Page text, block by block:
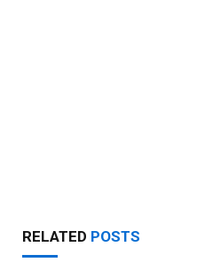
RELATED POSTS